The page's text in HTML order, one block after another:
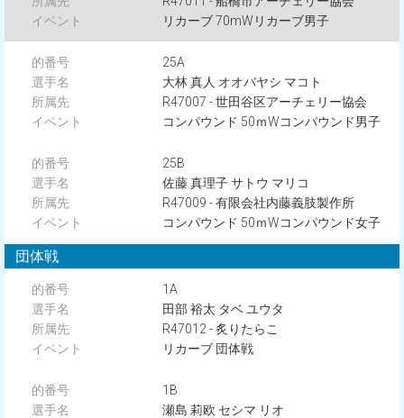
リカーブ 70mWリカーブ男子
25A
大林 真人 オオバヤシ マコト
R47007 - 世田谷区アーチェリー協会
コンパウンド 50ｍWコンパウンド男子
25B
佐藤 真理子 サトウ マリコ
R47009 - 有限会社内藤義肢製作所
コンパウンド 50ｍWコンパウンド女子
団体戦
1A
田部 裕太 タベ ユウタ
R47012 - 炙りたらこ
リカーブ 団体戦
1B
瀬島 莉欧 セシマ リオ